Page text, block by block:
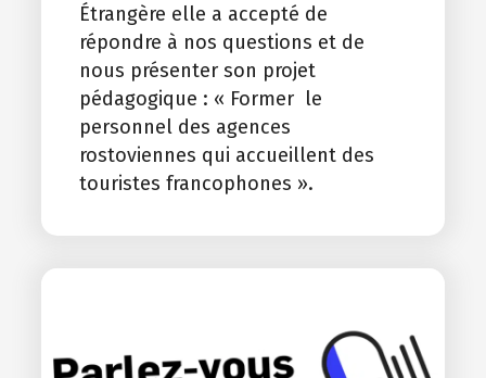
Étrangère elle a accepté de
répondre à nos questions et de
nous présenter son projet
pédagogique : « Former le
personnel des agences
rostoviennes qui accueillent des
touristes francophones ».